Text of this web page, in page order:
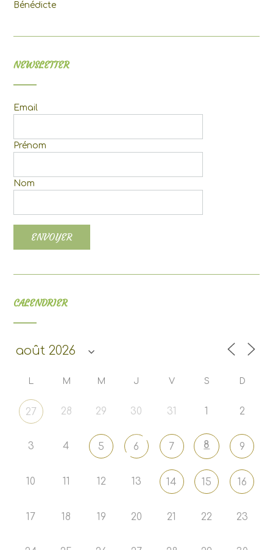
Bénédicte
NEWSLETTER
Email
Prénom
Nom
CALENDRIER
M M J V S D
27 28 29 30 31 1 2
3 4 5 6 7 8 9
10 11 12 13 14 15 16
17 18 19 20 21 22 23